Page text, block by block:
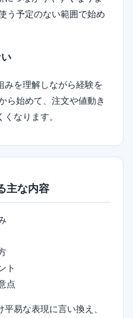
う予定のない範囲で始め
みを理解しながら経験を
ら始めて、注文や値動き
なります。
主な内容
ト
点
易な表現に言い換え、